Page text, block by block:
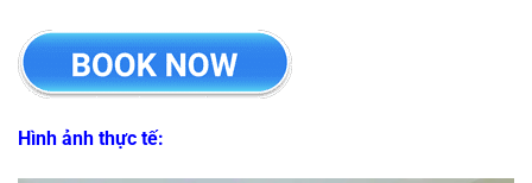
Hình ảnh thực tế: